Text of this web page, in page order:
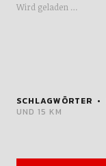
Wird geladen …
SCHLAGWÖRTER
UND 15 KM